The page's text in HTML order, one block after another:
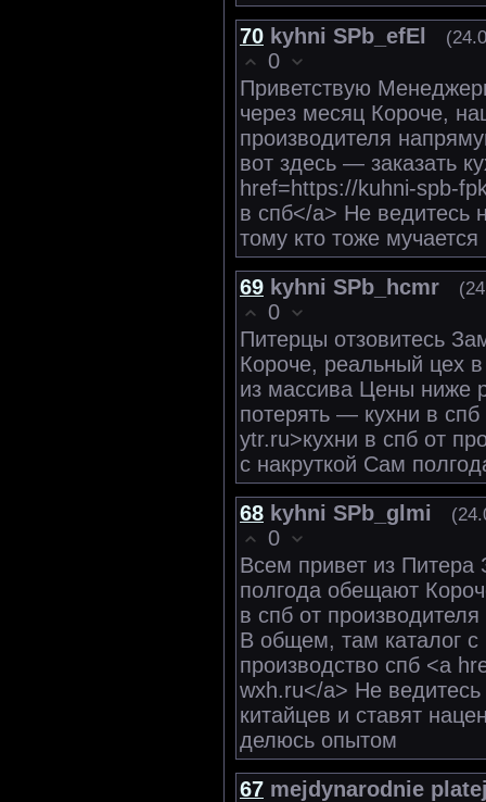
70 kyhni SPb_efEl
0
Приветствую
через месяц Короче,
производителя
вот здесь — заказать
href=https://kuhni-spb-
в спб</a> Не ведитесь
тому кто тоже мучается
69 kyhni SPb_hcmr
0
Питерцы отзовитесь
Короче, реальный цех
из массива Цены ниже
потерять — кухни в
ytr.ru>кухни в спб от
с накруткой Сам
68 kyhni SPb_glmi
0
Всем привет из Питера
полгода обещают
в спб от
В общем, там каталог
производство спб <a
wxh.ru</a> Не
китайцев и ставят
делюсь опытом
67 mejdynarodnie